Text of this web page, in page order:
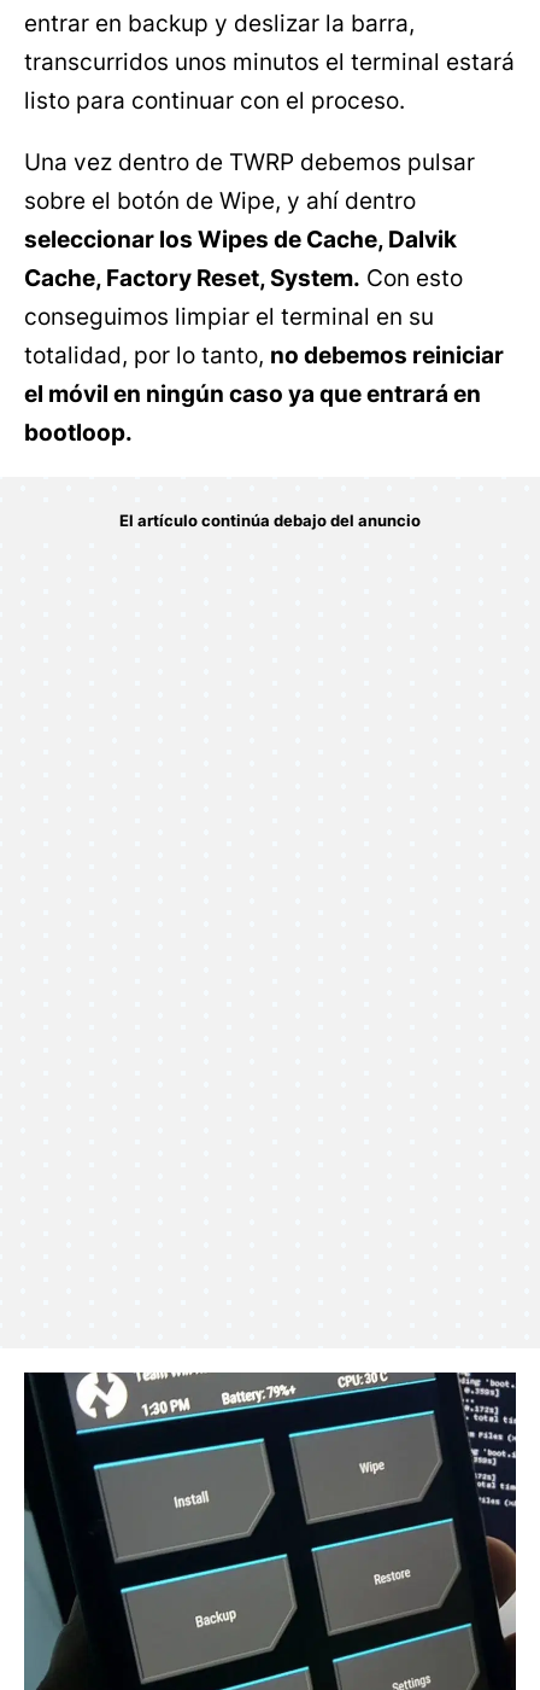
entrar en backup y deslizar la barra,
transcurridos unos minutos el terminal estará
listo para continuar con el proceso.
Una vez dentro de TWRP debemos pulsar
sobre el botón de Wipe, y ahí dentro
seleccionar los Wipes de Cache, Dalvik
Cache, Factory Reset, System. Con esto
conseguimos limpiar el terminal en su
totalidad, por lo tanto, no debemos reiniciar
el móvil en ningún caso ya que entrará en
bootloop.